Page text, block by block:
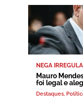
NEGA
Mauro
foi legal e
Destaques,